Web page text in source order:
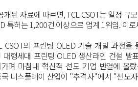
개된 자료에 따르면, TCL CSOT는 일정 규
특허는1,200건 이상으로 업계 1위임. 이로
CSOT의 프린팅 OLED 기술 개발 과정을
대형세대 프린팅 OLED생산라인 건설 발
며 마침내 혁신적 선도 기업 반열에 올
디스플레이 산업이 "추격자"에서 "선도자